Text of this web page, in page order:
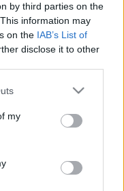
by third parties on the
information may
on the IAB’s List of
disclose it to other
one or more Google
You may click to
third-party tags to
in below Google
my